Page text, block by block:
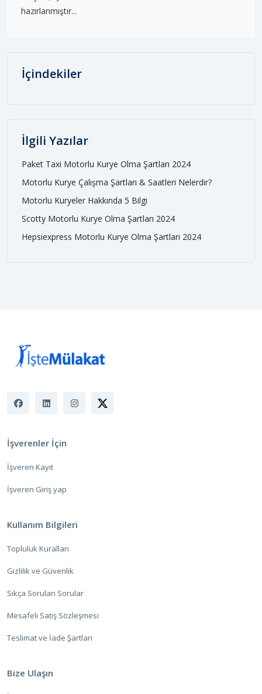
hazırlanmıştır...
İçindekiler
İlgili Yazılar
Paket Taxi Motorlu Kurye Olma Şartları 2024
Motorlu Kurye Çalışma Şartları & Saatleri Nelerdir?
Motorlu Kuryeler Hakkında 5 Bilgi
Scotty Motorlu Kurye Olma Şartları 2024
Hepsiexpress Motorlu Kurye Olma Şartları 2024
İşverenler İçin
İşveren Kayıt
İşveren Giriş yap
Kullanım Bilgileri
Topluluk Kuralları
Gizlilik ve Güvenlik
Sıkça Sorulan Sorular
Mesafeli Satış Sözleşmesi
Teslimat ve İade Şartları
Bize Ulaşın